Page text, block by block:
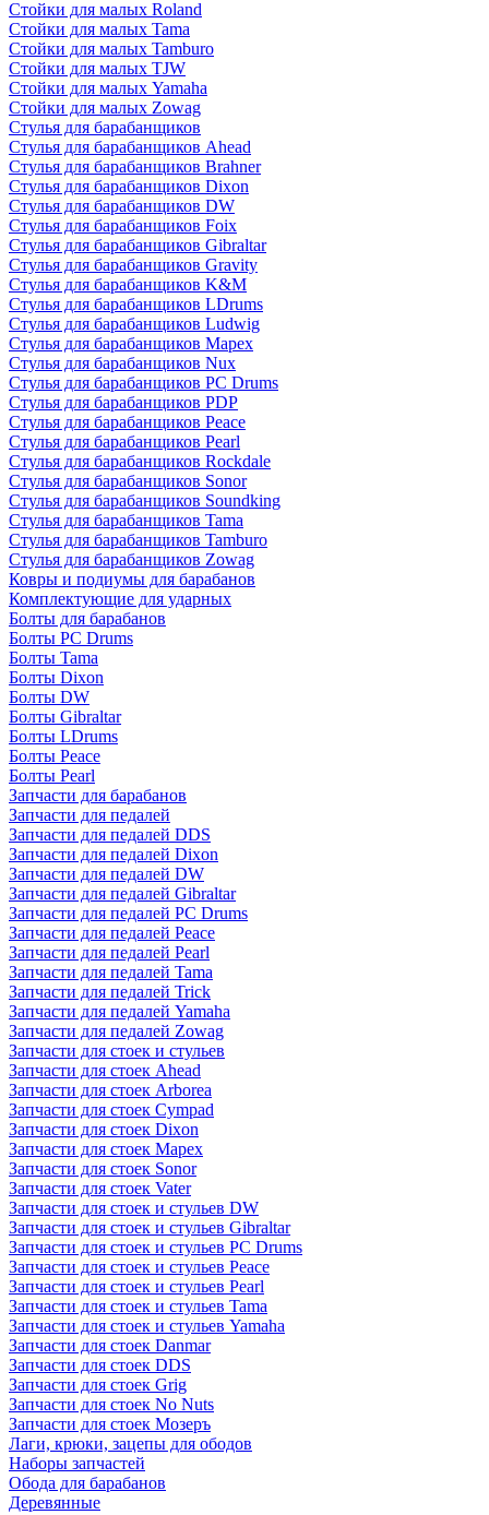
Стойки для малых Roland
Стойки для малых Tama
Стойки для малых Tamburo
Стойки для малых TJW
Стойки для малых Yamaha
Стойки для малых Zowag
Стулья для барабанщиков
Стулья для барабанщиков Ahead
Стулья для барабанщиков Brahner
Стулья для барабанщиков Dixon
Стулья для барабанщиков DW
Стулья для барабанщиков Foix
Стулья для барабанщиков Gibraltar
Стулья для барабанщиков Gravity
Стулья для барабанщиков K&M
Стулья для барабанщиков LDrums
Стулья для барабанщиков Ludwig
Стулья для барабанщиков Mapex
Стулья для барабанщиков Nux
Стулья для барабанщиков PC Drums
Стулья для барабанщиков PDP
Стулья для барабанщиков Peace
Стулья для барабанщиков Pearl
Стулья для барабанщиков Rockdale
Стулья для барабанщиков Sonor
Стулья для барабанщиков Soundking
Стулья для барабанщиков Tama
Стулья для барабанщиков Tamburo
Стулья для барабанщиков Zowag
Ковры и подиумы для барабанов
Комплектующие для ударных
Болты для барабанов
Болты PC Drums
Болты Tama
Болты Dixon
Болты DW
Болты Gibraltar
Болты LDrums
Болты Peace
Болты Pearl
Запчасти для барабанов
Запчасти для педалей
Запчасти для педалей DDS
Запчасти для педалей Dixon
Запчасти для педалей DW
Запчасти для педалей Gibraltar
Запчасти для педалей PC Drums
Запчасти для педалей Peace
Запчасти для педалей Pearl
Запчасти для педалей Tama
Запчасти для педалей Trick
Запчасти для педалей Yamaha
Запчасти для педалей Zowag
Запчасти для стоек и стульев
Запчасти для стоек Ahead
Запчасти для стоек Arborea
Запчасти для стоек Cympad
Запчасти для стоек Dixon
Запчасти для стоек Mapex
Запчасти для стоек Sonor
Запчасти для стоек Vater
Запчасти для стоек и стульев DW
Запчасти для стоек и стульев Gibraltar
Запчасти для стоек и стульев PC Drums
Запчасти для стоек и стульев Peace
Запчасти для стоек и стульев Pearl
Запчасти для стоек и стульев Tama
Запчасти для стоек и стульев Yamaha
Запчасти для стоек Danmar
Запчасти для стоек DDS
Запчасти для стоек Grig
Запчасти для стоек No Nuts
Запчасти для стоек Мозеръ
Лаги, крюки, зацепы для ободов
Наборы запчастей
Обода для барабанов
Деревянные